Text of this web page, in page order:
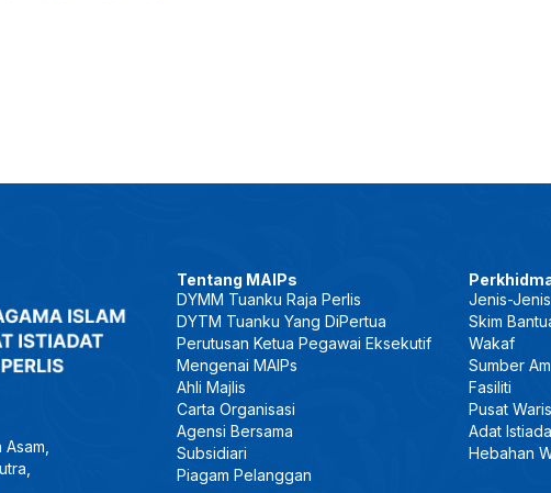
Tentang MAIPs
DYMM Tuanku Raja Perlis
DYTM Tuanku Yang DiPertua
Perutusan Ketua Pegawai Eksekutif
Mengenai MAIPs
Ahli Majlis
Carta Organisasi
Agensi Bersama
Subsidiari
Piagam Pelanggan
Jenis-
Skim
Wakaf
Sumber Am
Fasiliti
Pusat
Adat
Hebahan